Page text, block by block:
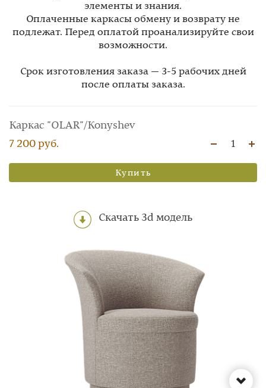
элементы и знания.
Оплаченные каркасы обмену и возврату не
подлежат. Перед оплатой проанализируйте свои
возможности.
Срок изготовления заказа — 3-5 рабочих дней
после оплаты заказа.
Каркас "OLAR"/Konyshev
7 200 руб.
1
Купить
Скачать 3d модель